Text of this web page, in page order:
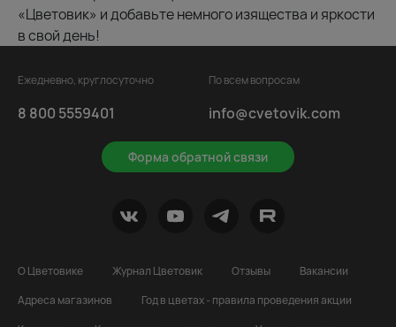
«Цветовик» и добавьте немного изящества и яркости
в свой день!
Ежедневно, круглосуточно
8 800 5559401
Форма обратной связи
По всем вопросам
info@cvetovik.com
О Цветовике Журнал Цветовик Отзывы
Вакансии
Адреса магазинов
Год в цветах - правила проведения акции